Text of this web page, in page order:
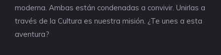
moderna. Ambas están condenadas a convivir. Unirlas a
través de la Cultura es nuestra misión. ¿Te unes a esta
aventura?